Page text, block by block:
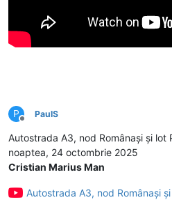
P
Deconectat
PaulS
Autostrada A3, nod Românași și lot
noaptea, 24 octombrie 2025
Cristian Marius Man
Autostrada A3, nod Românași